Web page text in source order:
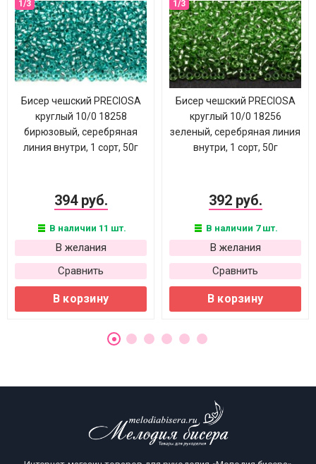
Бисер чешский PRECIOSA
круглый 10/0 18258
бирюзовый, серебряная
линия внутри, 1 сорт, 50г
394 руб.
В наличии 11 шт.
В желания
Сравнить
В корзину
Бисер чешский PRECIOSA
круглый 10/0 18256
зеленый, серебряная линия
внутри, 1 сорт, 50г
392 руб.
В наличии 7 шт.
В желания
Сравнить
В корзину